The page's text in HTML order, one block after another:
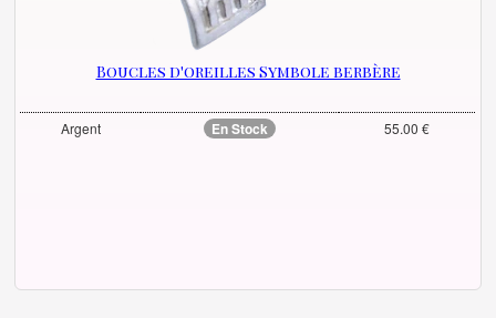
Boucles d'oreilles Symbole berbère
Argent En Stock 55.00 €